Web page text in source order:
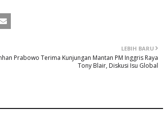
LEBIH BARU
Prabowo Terima Kunjungan Mantan PM Inggris Raya
Tony Blair, Diskusi Isu Global